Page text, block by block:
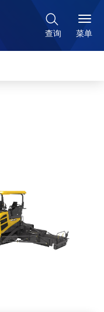

查询 菜单